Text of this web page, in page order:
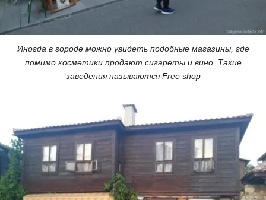
Иногда в городе можно увидеть подобные магазины, где
помимо косметики продают сигареты и вино. Такие
заведения называются Free shop